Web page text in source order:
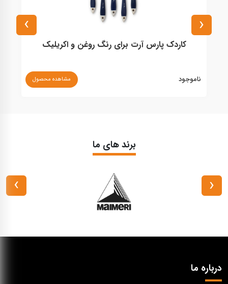
کاردک پارس آرت برای رنگ روغن و اکریلیک
ناموجود مشاهده محصول
‹
›
برند های ما
‹
›
درباره ما